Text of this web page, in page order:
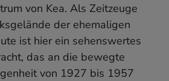
von Kea. Als Zeitzeuge
der ehemaligen
ist hier ein sehenswertes
das an die bewegte
von 1927 bis 1957